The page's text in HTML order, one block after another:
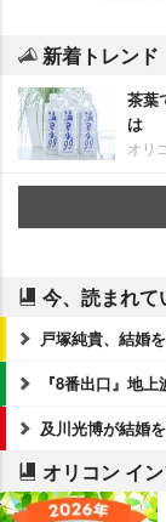
新着トレンド
茶葉
は
オリ
今、読まれて
戸塚純貴、結婚
『8番出口』地
及川光博が結婚
オリコン イ